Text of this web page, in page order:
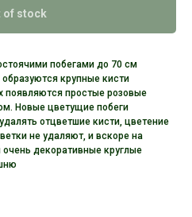
of stock
побегами до 70 см
крупные кисти
появляются простые розовые
Новые цветущие побеги
отцветшие кисти, цветение
не удаляют, и вскоре на
декоративные круглые